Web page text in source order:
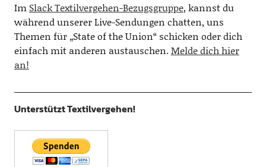
Im Slack Textilvergehen-Bezugsgruppe, kannst du
während unserer Live-Sendungen chatten, uns
Themen für „State of the Union“ schicken oder dich
einfach mit anderen austauschen.Melde dich hier
an!
Unterstützt Textilvergehen!